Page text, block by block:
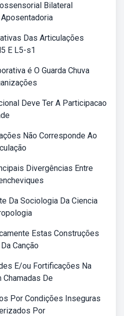
Bilateral
Das Articulações
E L5-s1
é O Guarda Chuva
Deve Ter A Participacao
Não Corresponde Ao
Divergências Entre
Da Sociologia Da Ciencia
Estas Construções
Canção
E/ou Fortificações Na
Chamadas De
Por Condições Inseguras
Por